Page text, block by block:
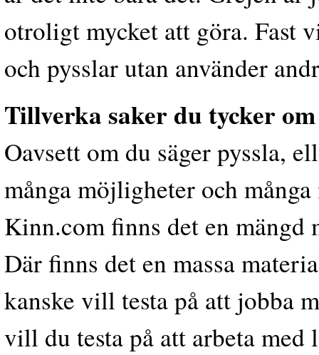
otroligt mycket att göra. Fast
och pysslar utan använder
Tillverka saker du tycker om
Oavsett om du säger pyssla,
många möjligheter och
Kinn.com finns det en mängd
Där finns det en massa
kanske vill testa på att jobba
vill du testa på att arbeta med